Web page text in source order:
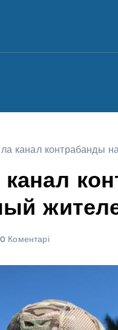
канал контрабанды
0 Коментарі